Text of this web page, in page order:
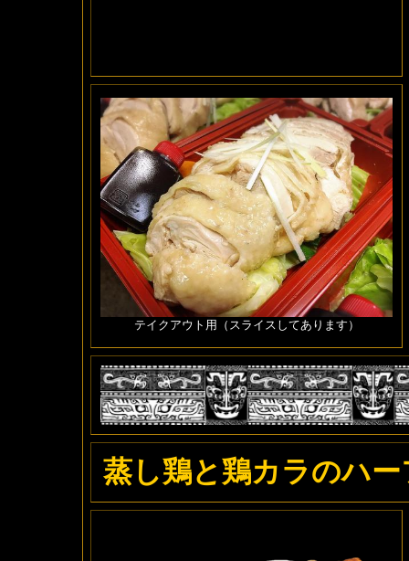
テイクアウト用（スライスしてあります）
蒸し鶏と鶏カラのハ